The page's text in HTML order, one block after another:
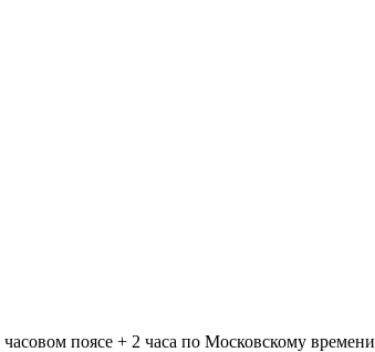
поясе + 2 часа по Московскому времени